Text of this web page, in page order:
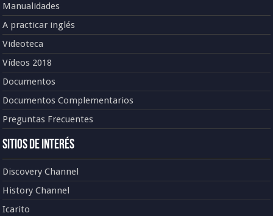
Manualidades
A practicar inglés
Videoteca
Vídeos 2018
Documentos
Documentos Complementarios
Preguntas Frecuentes
Sitios de Interés
Discovery Channel
History Channel
Icarito